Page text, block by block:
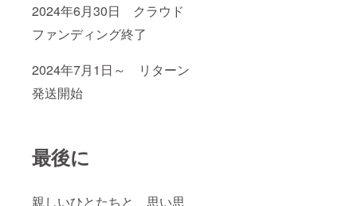
2024年6月30日 クラウド
ファンディング終了
2024年7月1日～ リターン
発送開始
最後に
親しいひとたちと、思い思